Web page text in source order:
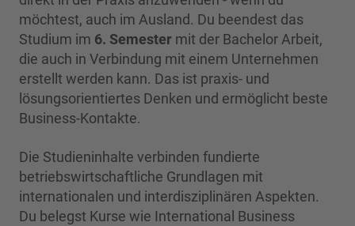
möchtest, auch im Ausland. Du beendest das
Studium im 6. Semester mit der Bachelor Arbeit,
die auch in Verbindung mit einem Unternehmen
erstellt werden kann. Das ist praxis- und
lösungsorientiertes Denken und ermöglicht beste
Business-Kontakte.
Die Studieninhalte verbinden fundierte
betriebswirtschaftliche Grundlagen mit
internationalen und interdisziplinären Aspekten.
Du belegst Kurse wie International Business